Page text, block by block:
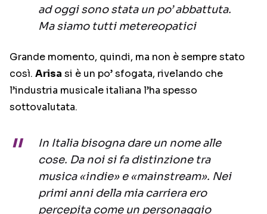
ad oggi sono stata un po’ abbattuta.
Ma siamo tutti metereopatici
Grande momento, quindi, ma non è sempre stato
così. Arisa si è un po’ sfogata, rivelando che
l’industria musicale italiana l’ha spesso
sottovalutata.
In Italia bisogna dare un nome alle
cose. Da noi si fa distinzione tra
musica «indie» e «mainstream». Nei
primi anni della mia carriera ero
percepita come un personaggio